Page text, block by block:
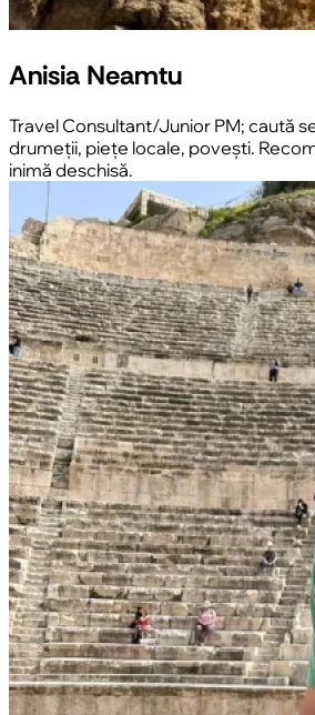
Anisia Neamtu
Travel Consultant/Junior PM; caută
drumeții, piețe locale, povești.
inimă deschisă.